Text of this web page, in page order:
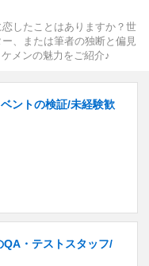
したことはありますか？世
、または筆者の独断と偏見
メンの魅力をご紹介♪
ントの検証/未経験歓
QA・テストスタッフ/